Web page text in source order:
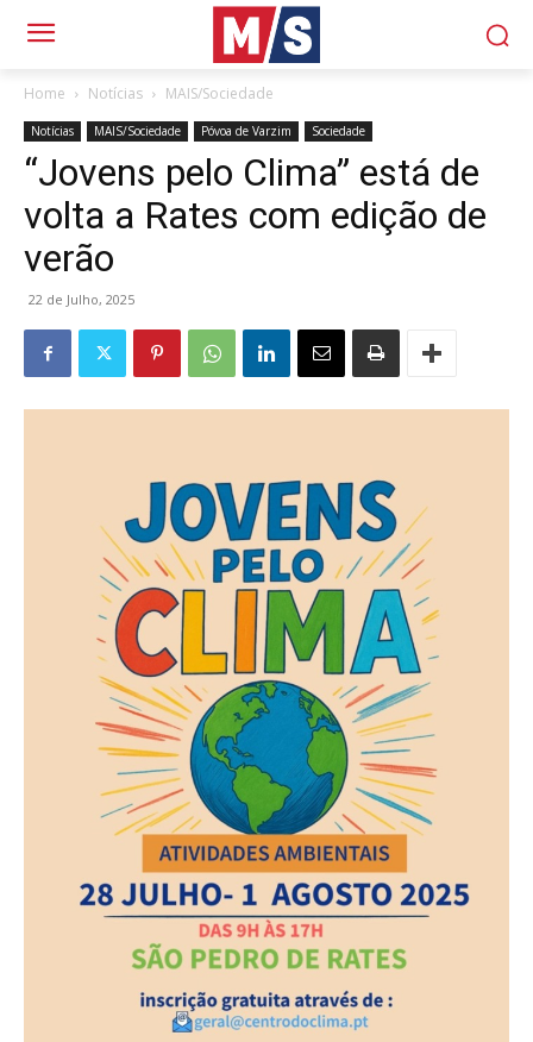
Home Notícias MAIS/Sociedade
Notícias MAIS/Sociedade Póvoa de Varzim Sociedade
“Jovens pelo Clima” está de
volta a Rates com edição de
verão
22 de Julho, 2025